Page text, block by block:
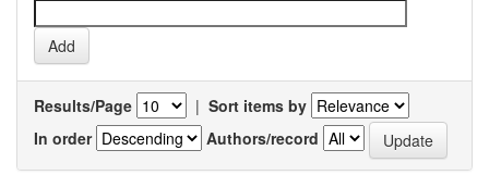
Results/Page | Sort items by
In order
Authors/record